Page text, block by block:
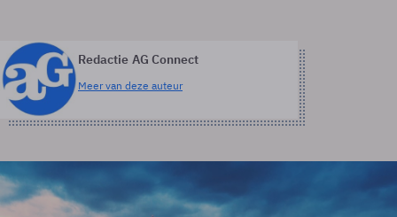
Redactie AG Connect
Meer van deze auteur